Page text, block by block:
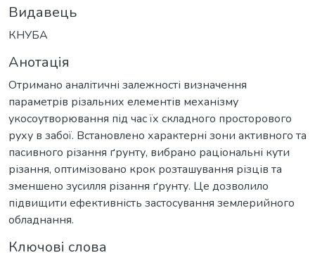
Видавець
КНУБА
Анотація
Отримано аналітичні залежності визначення
параметрів різальних елементів механізму
укосоутворювання під час їх складного просторового
руху в забої. Встановлено характерні зони активного та
пасивного різання ґрунту, вибрано раціональні кути
різання, оптимізовано крок розташування різців та
зменшено зусилля різання ґрунту. Це дозволило
підвищити ефективність застосування землерийного
обладнання.
Ключові слова